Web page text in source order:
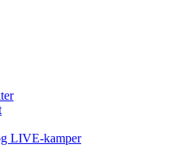
LIVE-kamper